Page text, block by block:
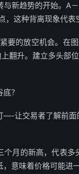
新趋势的开始。A
，这种背离现象代表
要的放空机会。在
翻升。建立多头部
？
—-让交易者了解前
个月的新高，代表
意味着价格可能进一